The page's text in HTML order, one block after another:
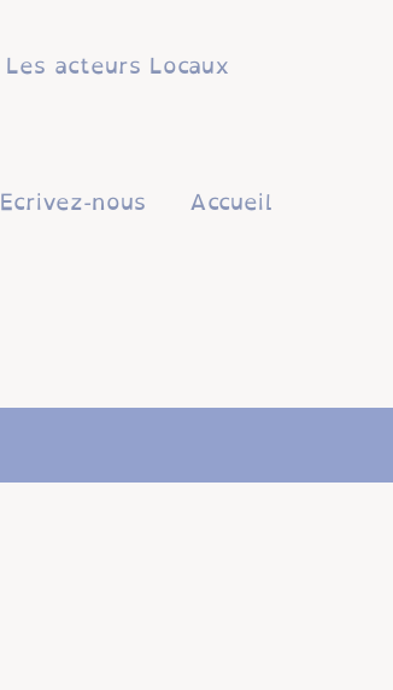
Les acteurs Locaux
Ecrivez-nous Accueil